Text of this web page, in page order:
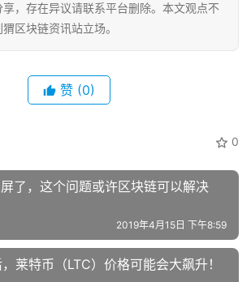
享，存在异议请联系平台删除。本文观点不
区块链资讯站立场。
赞 (0)
0
了，这个问题或许区块链可以解决
2019年4月15日 下午8:59
莱特币（LTC）价格可能会大飙升！